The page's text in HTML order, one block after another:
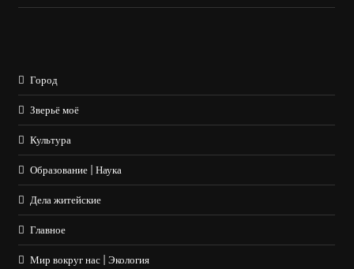
Город
Зверьё моё
Культура
Образование | Наука
Дела житейские
Главное
Мир вокруг нас | Экология